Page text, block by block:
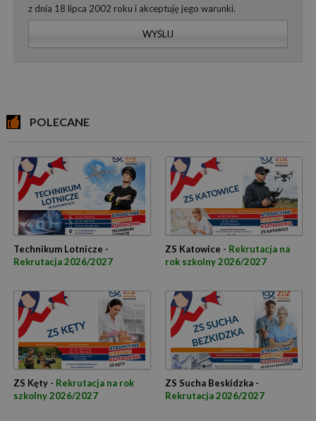
z dnia 18 lipca 2002 roku i akceptuję jego warunki.
WYŚLIJ
POLECANE
Technikum Lotnicze -
Rekrutacja 2026/2027
ZS Katowice - Rekrutacja na
rok szkolny 2026/2027
ZS Kęty - Rekrutacja na rok
szkolny 2026/2027
ZS Sucha Beskidzka -
Rekrutacja 2026/2027